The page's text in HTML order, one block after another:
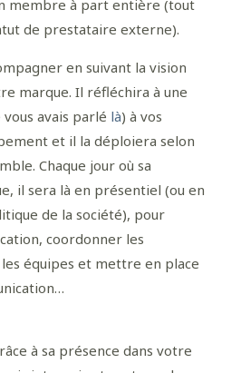
membre à part entière (tout
de prestataire externe).
en suivant la vision
marque. Il réfléchira à une
avais parlé là) à vos
et il la déploiera selon
Chaque jour où sa
il sera là en présentiel (ou en
de la société), pour
coordonner les
équipes et mettre en place
à sa présence dans votre